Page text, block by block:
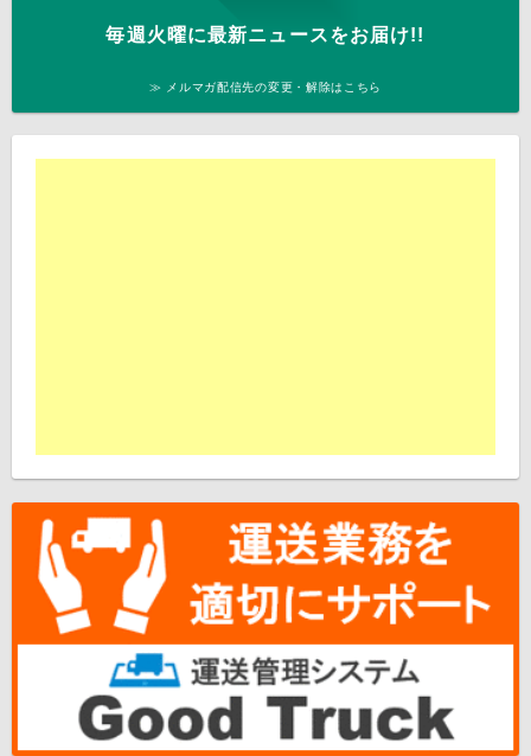
毎週火曜に最新ニュースをお届け!!
≫ メルマガ配信先の変更・解除はこちら